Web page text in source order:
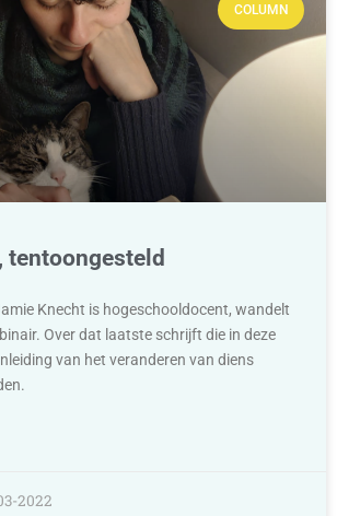
COLUMN
tentoongesteld
Knecht is hogeschooldocent, wandelt
Over dat laatste schrijft die in deze
van het veranderen van diens
2022